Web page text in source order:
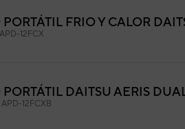
FRIO Y CALOR
APD-12FCX
DAITSU AERIS
APD-12FCXB